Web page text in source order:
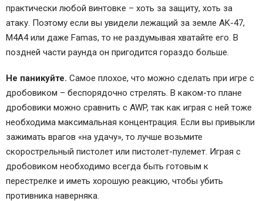
практически любой винтовке – хоть за защиту, хоть за
атаку. Поэтому если вы увидели лежащий за земле AK-47,
M4A4 или даже Famas, то не раздумывая хватайте его. В
поздней части раунда он пригодится гораздо больше.
Не паникуйте. Самое плохое, что можно сделать при игре с
дробовиком – беспорядочно стрелять. В каком-то плане
дробовики можно сравнить с AWP, так как играя с ней тоже
необходима максимальная концентрация. Если вы привыкли
зажимать врагов «на удачу», то лучше возьмите
скорострельный пистолет или пистолет-пулемет. Играя с
дробовиком необходимо всегда быть готовым к
перестрелке и иметь хорошую реакцию, чтобы убить
противника наверняка.